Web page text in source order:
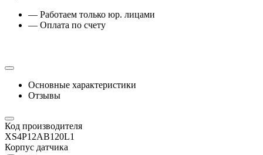
— Работаем только юр. лицами
— Оплата по счету
Основные характеристики
Отзывы
Код производителя
XS4P12AB120L1
Корпус датчика